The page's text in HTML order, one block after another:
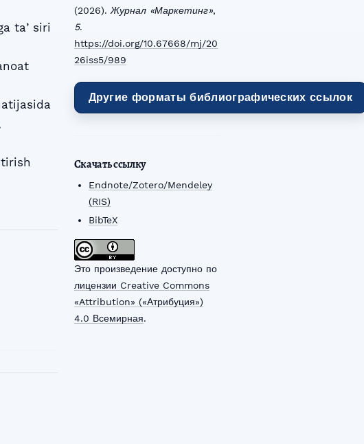
(2026). Журнал «Маркетинг»,
5.
https://doi.org/10.67668/mj/20
26iss5/989
Другие форматы библиографических ссылок
Скачать ссылку
Endnote/Zotero/Mendeley
(RIS)
BibTeX
Это произведение доступно по
лицензии Creative Commons
«Attribution» («Атрибуция»)
4.0 Всемирная.
taʼsiri